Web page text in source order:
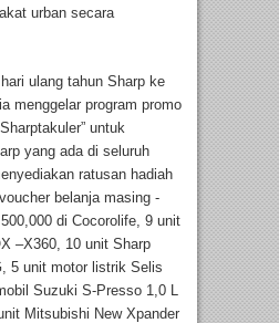
urban secara
ulang tahun Sharp ke
menggelar program promo
untuk
yang ada di seluruh
ratusan hadiah
belanja masing -
di Cocorolife, 9 unit
–X360, 10 unit Sharp
5 unit motor listrik Selis
Suzuki S-Presso 1,0 L
Mitsubishi New Xpander